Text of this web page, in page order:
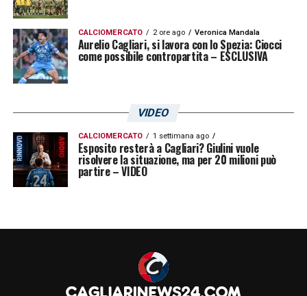
CALCIOMERCATO 2 ore ago Veronica Mandala
Aurelio Cagliari, si lavora con lo Spezia: Ciocci
come possibile contropartita – ESCLUSIVA
VIDEO
CALCIOMERCATO 1 settimana ago
Esposito resterà a Cagliari? Giulini vuole
risolvere la situazione, ma per 20 milioni può
partire – VIDEO